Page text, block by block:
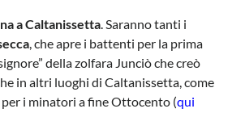
a Caltanissetta . Saranno tanti i
, che apre i battenti per la prima
della zolfara Junciò che creò
in altri luoghi di Caltanissetta, come
per i minatori a fine Ottocento (qui